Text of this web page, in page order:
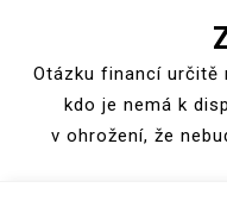
content
Otázku financí určitě
kdo je nemá k
v ohrožení, že